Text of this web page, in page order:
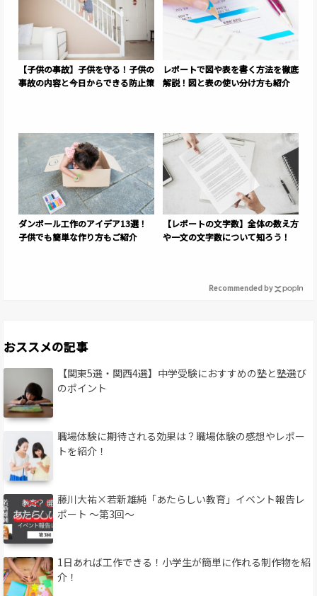
【子供の事故】子供を守る！子供の
事故の内容と今日からできる防止策
レポートで図や表を書く方法を徹底
解説！図と表の使い分け方も紹介
ダンボール工作のアイデア13選！
子供でも簡単な作り方もご紹介
【レポートの文字数】全体の数え方
や一文の文字数について知ろう！
Recommended by
おススメの記事
【関東5選・関西4選】中学受験におすすめの塾と塾選び
のポイント
職場体験に期待される効果は？職場体験の感想やレポー
トを紹介！
藤川大祐×若新雄純「あたらしい教育」イベント報告レ
ポート 〜第3回〜
1日あれば工作できる！小学生が簡単に作れる制作物を紹
介！